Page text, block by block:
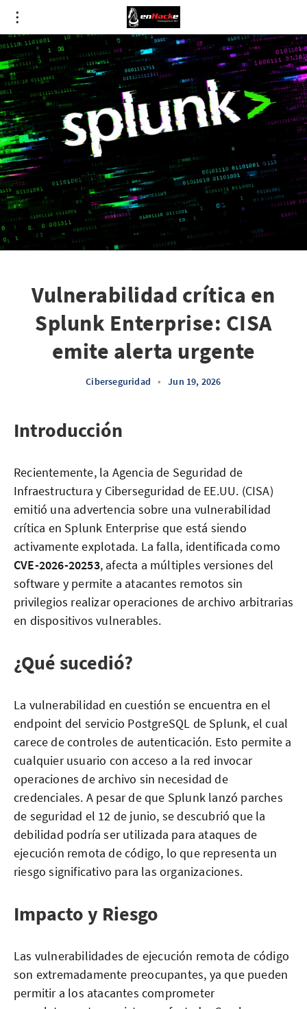
Vulnerabilidad crítica en
Splunk Enterprise: CISA
emite alerta urgente
Ciberseguridad • Jun 19, 2026
Introducción
Recientemente, la Agencia de Seguridad de
Infraestructura y Ciberseguridad de EE.UU. (CISA)
emitió una advertencia sobre una vulnerabilidad
crítica en Splunk Enterprise que está siendo
activamente explotada. La falla, identificada como
CVE-2026-20253, afecta a múltiples versiones del
software y permite a atacantes remotos sin
privilegios realizar operaciones de archivo arbitrarias
en dispositivos vulnerables.
¿Qué sucedió?
La vulnerabilidad en cuestión se encuentra en el
endpoint del servicio PostgreSQL de Splunk, el cual
carece de controles de autenticación. Esto permite a
cualquier usuario con acceso a la red invocar
operaciones de archivo sin necesidad de
credenciales. A pesar de que Splunk lanzó parches
de seguridad el 12 de junio, se descubrió que la
debilidad podría ser utilizada para ataques de
ejecución remota de código, lo que representa un
riesgo significativo para las organizaciones.
Impacto y Riesgo
Las vulnerabilidades de ejecución remota de código
son extremadamente preocupantes, ya que pueden
permitir a los atacantes comprometer